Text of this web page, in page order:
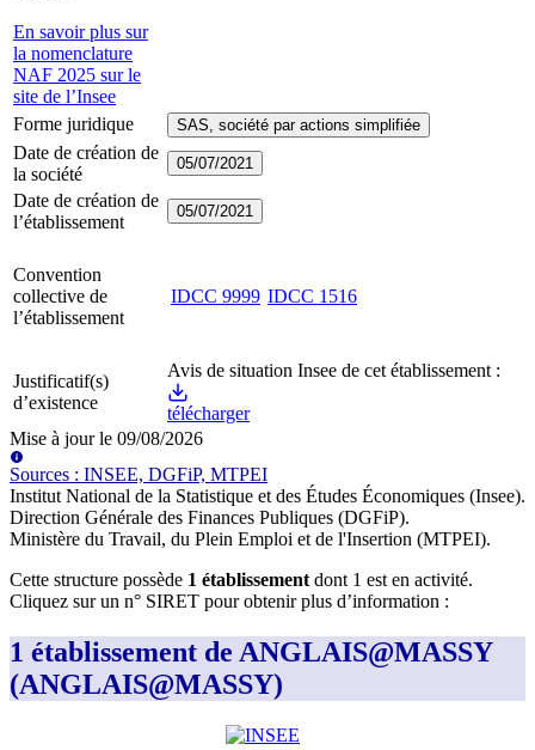
En savoir plus sur
la nomenclature
NAF 2025 sur le
site de l’Insee
Forme juridique SAS, société par actions simplifiée
Date de création de
la société
05/07/2021
Date de création de
l’établissement
05/07/2021
Convention
collective de
l’établissement
IDCC 9999 IDCC 1516
Justificatif(s)
d’existence
Avis de situation Insee de cet établissement :
télécharger
Mise à jour le 09/08/2026
Sources : INSEE, DGFiP, MTPEI
Institut National de la Statistique et des Études Économiques (Insee).
Direction Générale des Finances Publiques (DGFiP).
Ministère du Travail, du Plein Emploi et de l'Insertion (MTPEI).
Cette structure possède 1 établissement dont 1 est en activité.
Cliquez sur un n° SIRET pour obtenir plus d’information :
1 établissement de ANGLAIS@MASSY
(ANGLAIS@MASSY)